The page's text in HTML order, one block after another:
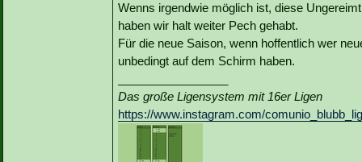
Wenns irgendwie möglich ist, diese
haben wir halt weiter Pech gehabt.
Für die neue Saison, wenn hoffentlich wer
unbedingt auf dem Schirm haben.
Das große Ligensystem mit 16er Ligen
https://www.instagram.com/